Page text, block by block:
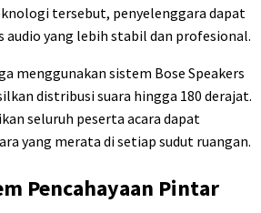
tersebut, penyelenggara dapat
audio yang lebih stabil dan profesional.
menggunakan sistem Bose Speakers
distribusi suara hingga 180 derajat.
seluruh peserta acara dapat
yang merata di setiap sudut ruangan.
Pencahayaan Pintar